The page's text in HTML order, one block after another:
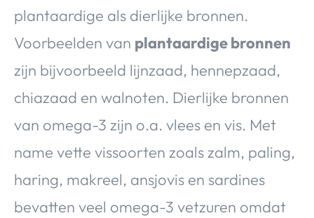
plantaardige als dierlijke bronnen.
Voorbeelden van plantaardige bronnen
zijn bijvoorbeeld lijnzaad, hennepzaad,
chiazaad en walnoten. Dierlijke bronnen
van omega-3 zijn o.a. vlees en vis. Met
name vette vissoorten zoals zalm, paling,
haring, makreel, ansjovis en sardines
bevatten veel omega-3 vetzuren omdat